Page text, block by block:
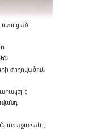
ստացած
ժողովածուն
է
առաջաբան է